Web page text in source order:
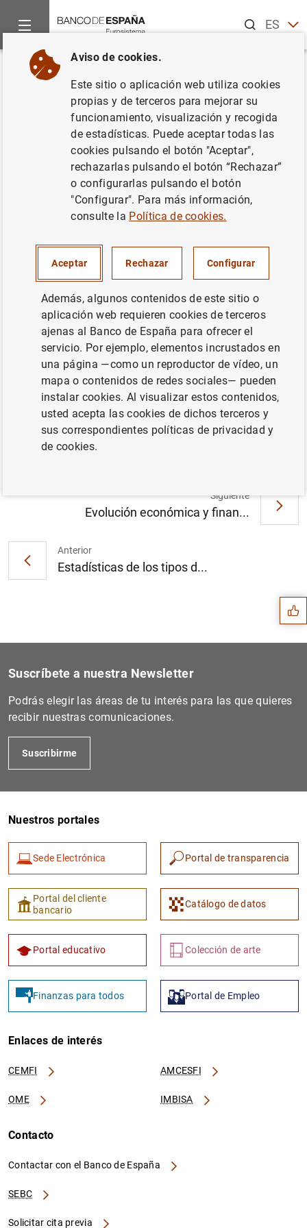
ESEN
Inicio Noticias y eventos
Volver
La prueba de resistencia
muestra una mejora de la
capacidad de resistencia del
sistema bancario de la zona del
SUPERVISIÓN PRUDENCIAL, MUS
SISTEMA MONETARIO Y FINANCIERO
La prueba de resistencia muestra una
mejora de la capacidad de resistencia del
sistema bancario de la zona del euro (115
Anterior
Estadísticas de los tipos d...
Siguiente
Evolución económica y finan...
Sugerencias
Suscríbete a nuestra Newsletter
Podrás elegir las áreas de tu interés para las que quieres
recibir nuestras comunicaciones.
Suscribirme
Nuestros portales
Sede Electrónica Portal de transparencia
Portal del cliente
bancario
Catálogo de datos
Portal educativo Colección de arte
Finanzas para todos Portal de Empleo
Enlaces de interés
CEMFI AMCESFI
OME IMBISA
Contacto
Contactar con el Banco de España
SEBC
Solicitar cita previa
Aviso de cookies.
Este sitio o aplicación web utiliza cookies
propias y de terceros para mejorar su
funcionamiento, visualización y recogida
de estadísticas. Puede aceptar todas las
cookies pulsando el botón "Aceptar",
rechazarlas pulsando el botón “Rechazar”
o configurarlas pulsando el botón
"Configurar". Para más información,
consulte la Política de cookies.
Aceptar Rechazar Configurar
Además, algunos contenidos de este sitio o
aplicación web requieren cookies de terceros
ajenas al Banco de España para ofrecer el
servicio. Por ejemplo, elementos incrustados en
una página —como un reproductor de vídeo, un
mapa o contenidos de redes sociales— pueden
instalar cookies. Al visualizar estos contenidos,
usted acepta las cookies de dichos terceros y
sus correspondientes políticas de privacidad y
de cookies.